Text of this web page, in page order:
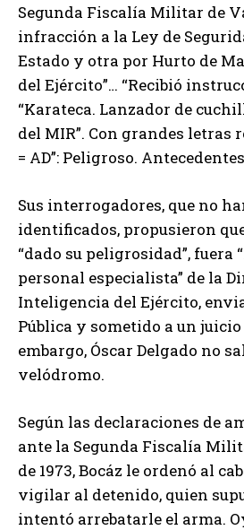
Segunda Fiscalía Militar de
infracción a la Ley de
Estado y otra por Hurto de
del Ejército”… “Recibió
“Karateca. Lanzador de
del MIR”. Con grandes letras
= AD”: Peligroso.
Sus interrogadores, que no
identificados, propusieron
“dado su peligrosidad”, fuera
personal especialista” de la
Inteligencia del Ejército,
Pública y sometido a un
embargo, Óscar Delgado no
velódromo.
Según las declaraciones de
ante la Segunda Fiscalía
de 1973, Bocáz le ordenó al
vigilar al detenido, quien
intentó arrebatarle el arma.